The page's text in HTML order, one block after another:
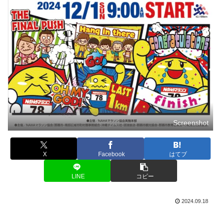
Screenshot
X Facebook はてブ
LINE コピー
2024.09.18